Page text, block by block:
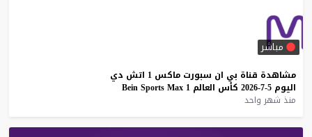
مباشر
مشاهدة قناة بي ان سبورت ماكس 1 اتش دي
اليوم 5-7-2026 كأس العالم Bein Sports Max 1
منذ شهر واحد